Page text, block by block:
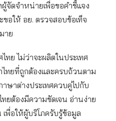
จัดจำหน่ายเพื่อขอคำชี้แจง
อให้ อย. ตรวจสอบข้อเท็จ
าย
ทย ไม่ว่าจะผลิตในประเทศ
ทยที่ถูกต้องและครบถ้วนตาม
ษาต่างประเทศควบคู่ไปกับ
ยต้องมีความชัดเจน อ่านง่าย
พื่อให้ผู้บริโภครับรู้ข้อมูล